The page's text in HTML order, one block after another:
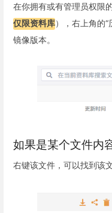
在你拥有或有管理员权限
仅限资料库），右上角的“
镜像版本。
如果是某个文件内
右键该文件，可以找到该